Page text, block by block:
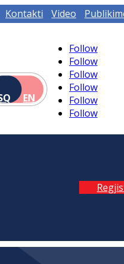
Kontakti Video
EN
Follow
Follow
Follow
Follow
Follow
Follow